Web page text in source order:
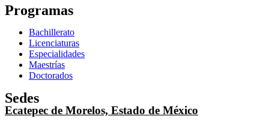
Programas
Bachillerato
Licenciaturas
Especialidades
Maestrías
Doctorados
Sedes
Ecatepec de Morelos, Estado de México